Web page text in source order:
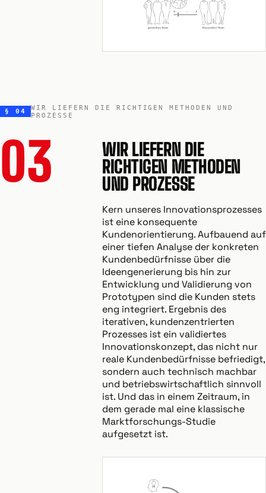
§ 04
WIR LIEFERN DIE RICHTIGEN METHODEN UND
PROZESSE
03
WIR LIEFERN DIE
RICHTIGEN METHODEN
UND PROZESSE
Kern unseres Innovationsprozesses
ist eine konsequente
Kundenorientierung. Aufbauend auf
einer tiefen Analyse der konkreten
Kundenbedürfnisse über die
Ideengenerierung bis hin zur
Entwicklung und Validierung von
Prototypen sind die Kunden stets
eng integriert. Ergebnis des
iterativen, kundenzentrierten
Prozesses ist ein validiertes
Innovationskonzept, das nicht nur
reale Kundenbedürfnisse befriedigt,
sondern auch technisch machbar
und betriebswirtschaftlich sinnvoll
ist. Und das in einem Zeitraum, in
dem gerade mal eine klassische
Marktforschungs-Studie
aufgesetzt ist.